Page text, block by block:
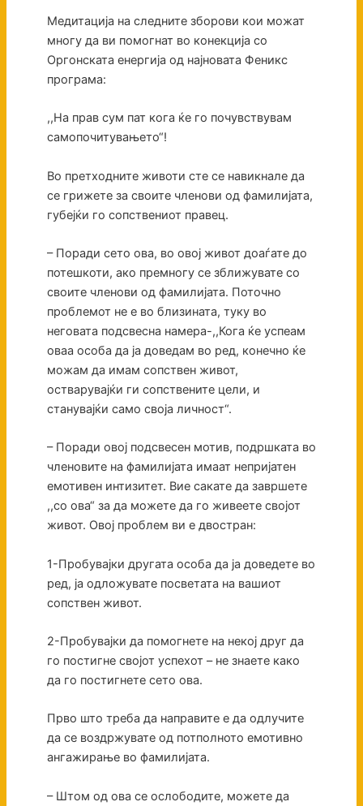
Медитација на следните зборови кои можат
многу да ви помогнат во конекција со
Оргонската енергија од најновата Феникс
програма:
,,На прав сум пат кога ќе го почувствувам
самопочитувањето“!
Во претходните животи сте се навикнале да
се грижете за своите членови од фамилијата,
губејќи го сопствениот правец.
– Поради сето ова, во овој живот доаѓате до
потешкоти, ако премногу се зближувате со
своите членови од фамилијата. Поточно
проблемот не е во близината, туку во
неговата подсвесна намера-,,Кога ќе успеам
оваа особа да ја доведам во ред, конечно ќе
можам да имам сопствен живот,
остварувајќи ги сопствените цели, и
станувајќи само своја личност“.
– Поради овој подсвесен мотив, подршката во
членовите на фамилијата имаат непријатен
емотивен интизитет. Вие сакате да завршете
,,со ова“ за да можете да го живеете својот
живот. Овој проблем ви е двостран:
1-Пробувајки другата особа да ја доведете во
ред, ја одложувате посветата на вашиот
сопствен живот.
2-Пробувајки да помогнете на некој друг да
го постигне својот успехот – не знаете како
да го постигнете сето ова.
Прво што треба да направите е да одлучите
да се воздржувате од потполното емотивно
ангажирање во фамилијата.
– Штом од ова се ослободите, можете да